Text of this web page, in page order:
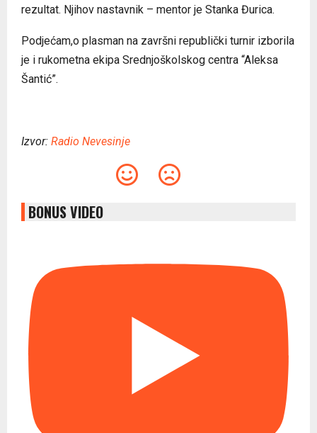
rezultat. Njihov nastavnik – mentor je Stanka Đurica.
Podjećam,o plasman na završni republički turnir izborila
je i rukometna ekipa Srednjoškolskog centra “Aleksa
Šantić”.
Izvor: Radio Nevesinje
BONUS VIDEO